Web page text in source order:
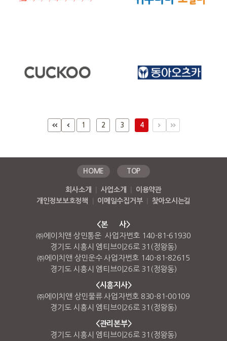
1 2 3 4
HOME TOP
회사소개 사업소개
이용약관
개인정보보호정책
이메일수집거부 찾아오시는길
<본 사>
㈜에이치앤 상민통운 사업자번호 140-81-61930
경기도 시흥시 엠티브이26로 31(정왕동)
㈜에이치앤 상민운수 사업자번호 140-81-82615
경기도 시흥시 엠티브이26로 31(정왕동)
<시흥지사>
㈜에이치앤 상민물류 사업자번호 830-81-00109
경기도 시흥시 엠티브이26로 31(정왕동)
<관리본부>
경기도 시흥시 엠티브이26로 31(정왕동)